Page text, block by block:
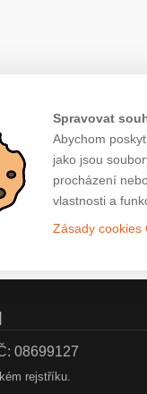
Spravovat
Abychom
jako jsou
procházení
vlastnosti a
Zásady cookies
08699127
rejstříku.